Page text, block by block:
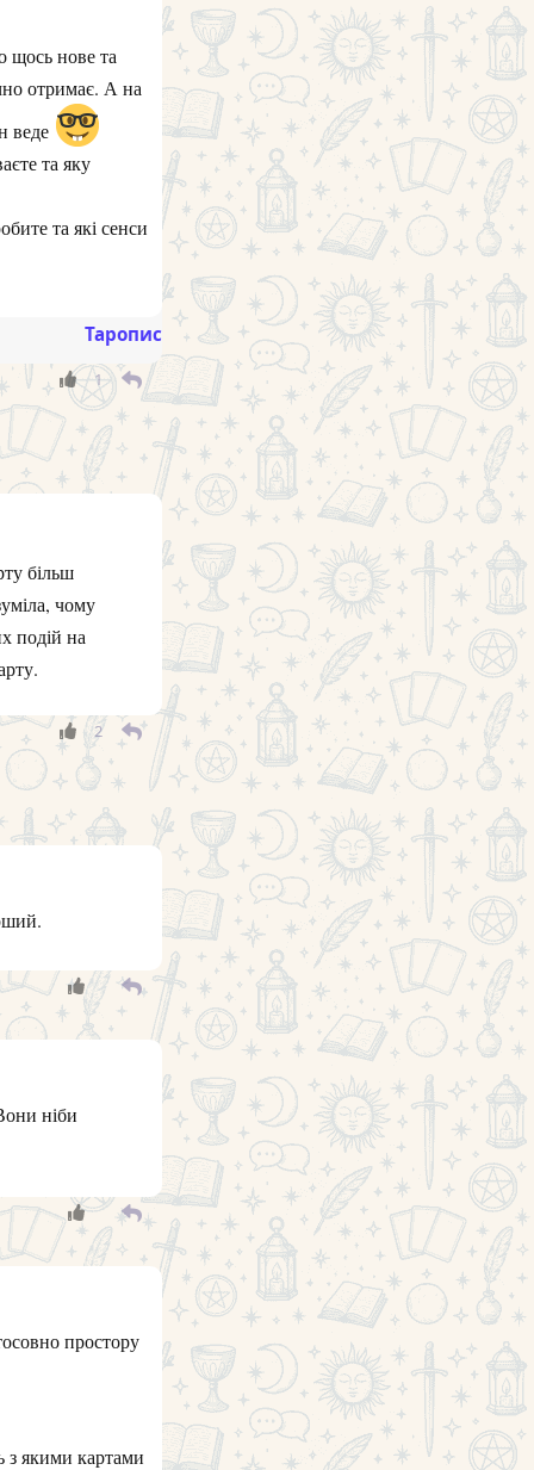
щось нове та
отримає. А на
веде
та яку
та які сенси
Таропис
1
більш
чому
подій на
2
ніби
простору
з якими картами